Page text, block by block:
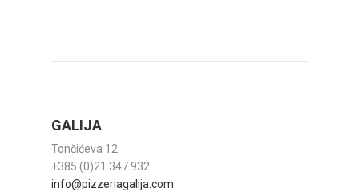
GALIJA
Tončićeva 12
+385 (0)21 347 932
info@pizzeriagalija.com